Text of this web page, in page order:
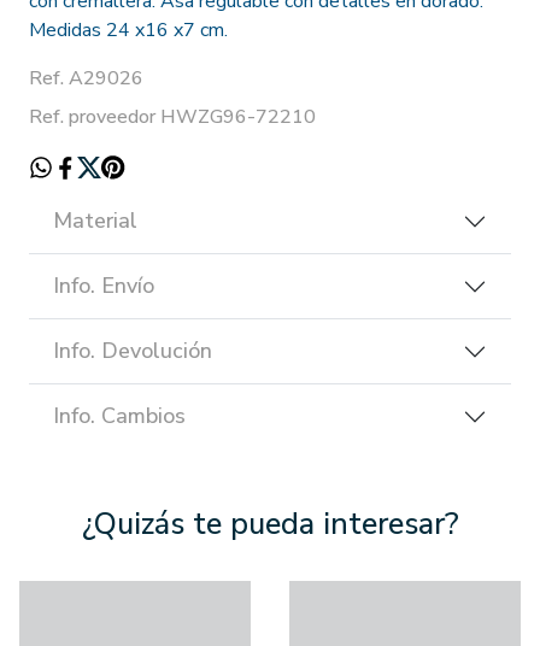
Medidas 24 x16 x7 cm.
Ref. A29026
Ref. proveedor HWZG96-72210
Material
Info. Envío
Info. Devolución
Info. Cambios
¿Quizás te pueda interesar?